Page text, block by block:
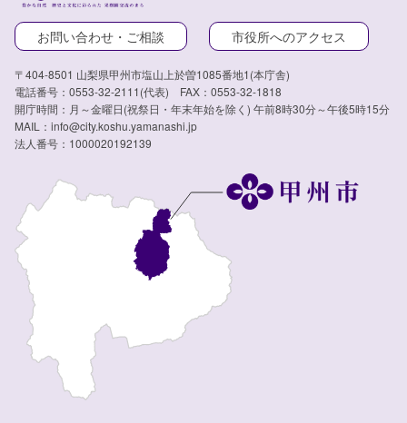
お問い合わせ・ご相談 市役所へのアクセス
〒404-8501 山梨県甲州市塩山上於曽1085番地1(本庁舎)
電話番号：0553-32-2111(代表) FAX：0553-32-1818
開庁時間：月～金曜日(祝祭日・年末年始を除く) 午前8時30分～午後5時15分
MAIL：info@city.koshu.yamanashi.jp
法人番号：1000020192139